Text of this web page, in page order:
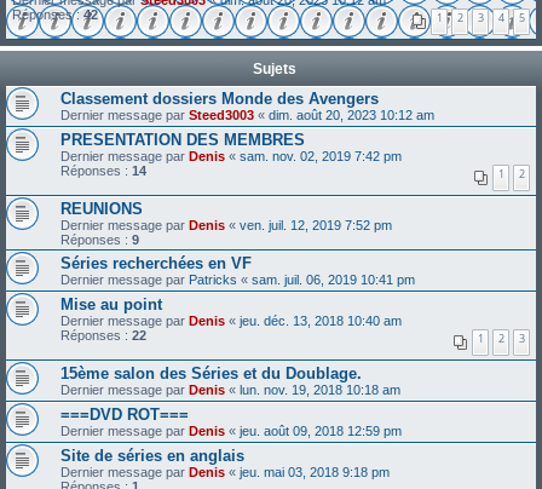
Réponses :42 1 2 3 4 5
Sujets
Classement dossiers Monde des Avengers
Dernier message par Steed3003 « dim. août 20, 2023 10:12 am
PRESENTATION DES MEMBRES
Dernier message par Denis « sam. nov. 02, 2019 7:42 pm
Réponses : 14 1 2
REUNIONS
Dernier message par Denis « ven. juil. 12, 2019 7:52 pm
Réponses : 9
Séries recherchées en VF
Dernier message par Patricks « sam. juil. 06, 2019 10:41 pm
Mise au point
Dernier message par Denis « jeu. déc. 13, 2018 10:40 am
Réponses : 22 1 2 3
15ème salon des Séries et du Doublage.
Dernier message par Denis « lun. nov. 19, 2018 10:18 am
===DVD ROT===
Dernier message par Denis « jeu. août 09, 2018 12:59 pm
Site de séries en anglais
Dernier message par Denis « jeu. mai 03, 2018 9:18 pm